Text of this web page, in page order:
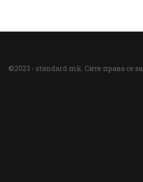
©2023 - standard.mk. Сите права се